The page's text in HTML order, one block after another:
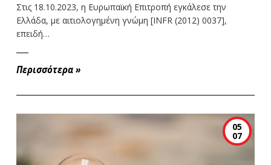
Στις 18.10.2023, η Ευρωπαϊκή Επιτροπή εγκάλεσε την
Ελλάδα, με αιτιολογημένη γνώμη [INFR (2012) 0037],
επειδή…
Περισσότερα »
05
07